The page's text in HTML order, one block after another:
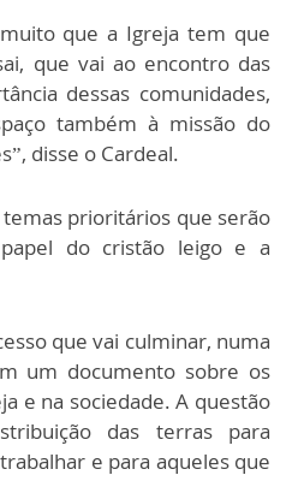
que a Igreja tem que
que vai ao encontro das
dessas comunidades,
também à missão do
disse o Cardeal.
prioritários que serão
do cristão leigo e a
que vai culminar, numa
um documento sobre os
e na sociedade. A questão
das terras para
e para aqueles que